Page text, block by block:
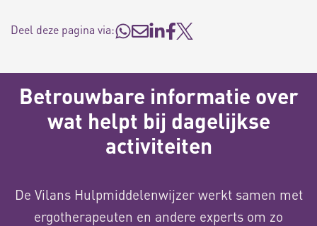
Deel deze pagina via:
Betrouwbare informatie over
wat helpt bij dagelijkse
activiteiten
De Vilans Hulpmiddelenwijzer werkt samen met
ergotherapeuten en andere experts om zo